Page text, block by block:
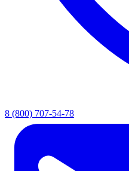
8 (800) 707-54-78